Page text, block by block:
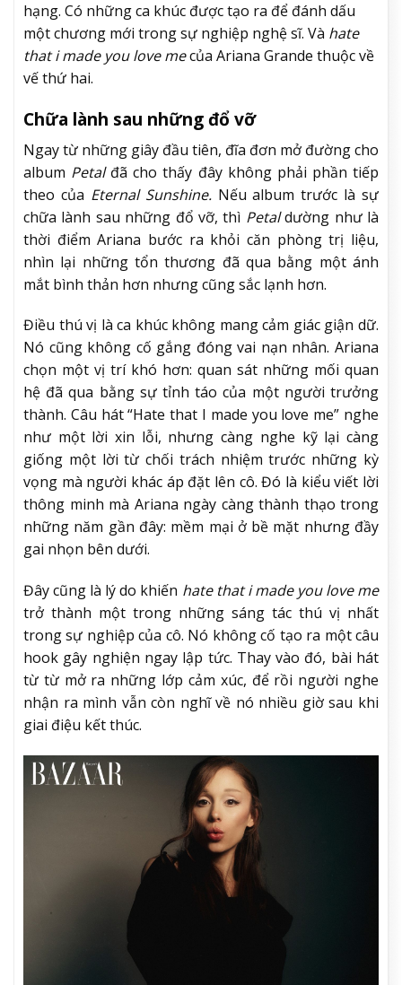
hạng. Có những ca khúc được tạo ra để đánh dấu
một chương mới trong sự nghiệp nghệ sĩ. Và hate
that i made you love mecủa Ariana Grande thuộc về
vế thứ hai.
Chữa lành sau những đổ vỡ
Ngay từ những giây đầu tiên, đĩa đơn mở đường cho
album Petalđã cho thấy đây không phải phần tiếp
theo của Eternal Sunshine.Nếu album trước là sự
chữa lành sau những đổ vỡ, thì Petaldường như là
thời điểm Ariana bước ra khỏi căn phòng trị liệu,
nhìn lại những tổn thương đã qua bằng một ánh
mắt bình thản hơn nhưng cũng sắc lạnh hơn.
Điều thú vị là ca khúc không mang cảm giác giận dữ.
Nó cũng không cố gắng đóng vai nạn nhân. Ariana
chọn một vị trí khó hơn: quan sát những mối quan
hệ đã qua bằng sự tỉnh táo của một người trưởng
thành. Câu hát “Hate that I made you love me” nghe
như một lời xin lỗi, nhưng càng nghe kỹ lại càng
giống một lời từ chối trách nhiệm trước những kỳ
vọng mà người khác áp đặt lên cô. Đó là kiểu viết lời
thông minh mà Ariana ngày càng thành thạo trong
những năm gần đây: mềm mại ở bề mặt nhưng đầy
gai nhọn bên dưới.
Đây cũng là lý do khiến hate that i made you love me
trở thành một trong những sáng tác thú vị nhất
trong sự nghiệp của cô. Nó không cố tạo ra một câu
hook gây nghiện ngay lập tức. Thay vào đó, bài hát
từ từ mở ra những lớp cảm xúc, để rồi người nghe
nhận ra mình vẫn còn nghĩ về nó nhiều giờ sau khi
giai điệu kết thúc.